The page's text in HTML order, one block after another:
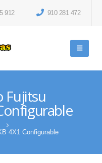
912 910 281 472
Fujitsu
4X1 Configurable